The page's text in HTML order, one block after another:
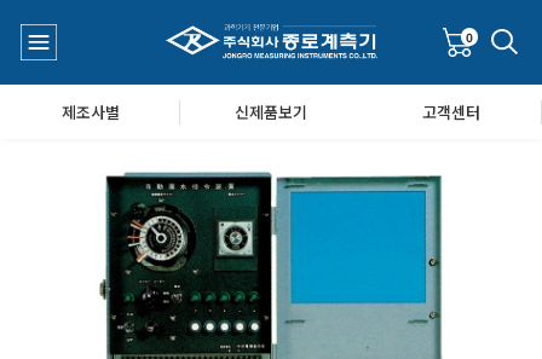
기공기질/미세먼지/가스/소음/진동측정기 Q&A
0
제조사별 신제품보기 고객센터